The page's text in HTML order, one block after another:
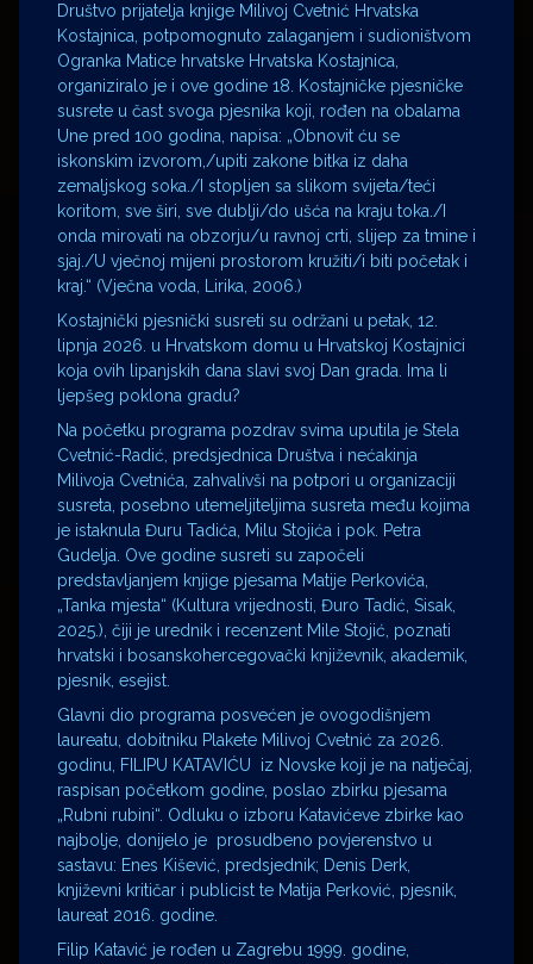
Društvo prijatelja knjige Milivoj Cvetnić Hrvatska
Kostajnica, potpomognuto zalaganjem i sudioništvom
Ogranka Matice hrvatske Hrvatska Kostajnica,
organiziralo je i ove godine 18. Kostajničke pjesničke
susrete u čast svoga pjesnika koji, rođen na obalama
Une pred 100 godina, napisa: „Obnovit ću se
iskonskim izvorom,/upiti zakone bitka iz daha
zemaljskog soka./I stopljen sa slikom svijeta/teći
koritom, sve širi, sve dublji/do ušća na kraju toka./I
onda mirovati na obzorju/u ravnoj crti, slijep za tmine i
sjaj./U vječnoj mijeni prostorom kružiti/i biti početak i
kraj.“ (Vječna voda, Lirika, 2006.)
Kostajnički pjesnički susreti su održani u petak, 12.
lipnja 2026. u Hrvatskom domu u Hrvatskoj Kostajnici
koja ovih lipanjskih dana slavi svoj Dan grada. Ima li
ljepšeg poklona gradu?
Na početku programa pozdrav svima uputila je Stela
Cvetnić-Radić, predsjednica Društva i nećakinja
Milivoja Cvetnića, zahvalivši na potpori u organizaciji
susreta, posebno utemeljiteljima susreta među kojima
je istaknula Đuru Tadića, Milu Stojića i pok. Petra
Gudelja. Ove godine susreti su započeli
predstavljanjem knjige pjesama Matije Perkovića,
„Tanka mjesta“ (Kultura vrijednosti, Đuro Tadić, Sisak,
2025.), čiji je urednik i recenzent Mile Stojić, poznati
hrvatski i bosanskohercegovački književnik, akademik,
pjesnik, esejist.
Glavni dio programa posvećen je ovogodišnjem
laureatu, dobitniku Plakete Milivoj Cvetnić za 2026.
godinu, FILIPU KATAVIĆU iz Novske koji je na natječaj,
raspisan početkom godine, poslao zbirku pjesama
„Rubni rubini“. Odluku o izboru Katavićeve zbirke kao
najbolje, donijelo je prosudbeno povjerenstvo u
sastavu: Enes Kišević, predsjednik; Denis Derk,
književni kritičar i publicist te Matija Perković, pjesnik,
laureat 2016. godine.
Filip Katavić je rođen u Zagrebu 1999. godine,